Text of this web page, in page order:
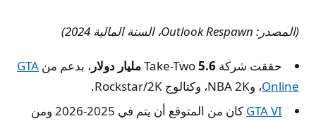
(المصدر: Outlook Respawn، السنة المالية 2024)
حققت شركة Take-Two 5.6 مليار دولار ، بدعم من GTA
Online، وNBA 2K، وكتالوج Rockstar/2K.
GTA VI
كان من المتوقع أن يتم في 2025-2026 ومن